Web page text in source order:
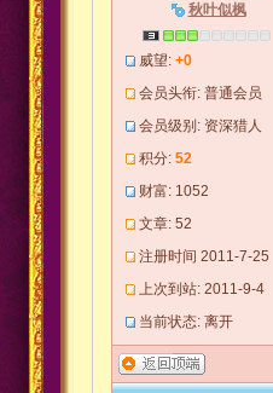
秋叶似枫
威望: +0
会员头衔: 普通会员
会员级别: 资深猎人
积分: 52
财富: 1052
文章: 52
注册时间 2011-7-25
上次到站: 2011-9-4
当前状态: 离开